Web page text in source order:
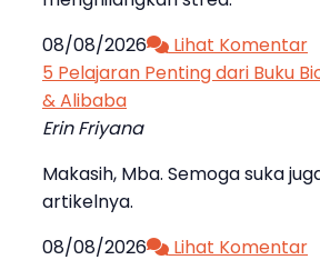
08/08/2026
Lihat Komentar
5 Pelajaran Penting dari Buku
& Alibaba
Erin Friyana
Makasih, Mba. Semoga suka
artikelnya.
08/08/2026
Lihat Komentar